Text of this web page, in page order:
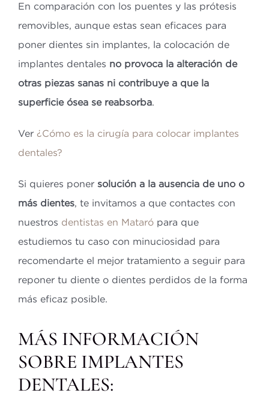
En comparación con los puentes y las prótesis
removibles, aunque estas sean eficaces para
poner dientes sin implantes, la colocación de
implantes dentales no provoca la alteración de
otras piezas sanas ni contribuye a que la
superficie ósea se reabsorba.
Ver ¿Cómo es la cirugía para colocar implantes
dentales?
Si quieres poner solución a la ausencia de uno o
más dientes, te invitamos a que contactes con
nuestros dentistas en Matarópara que
estudiemos tu caso con minuciosidad para
recomendarte el mejor tratamiento a seguir para
reponer tu diente o dientes perdidos de la forma
más eficaz posible.
MÁS INFORMACIÓN
SOBRE IMPLANTES
DENTALES: